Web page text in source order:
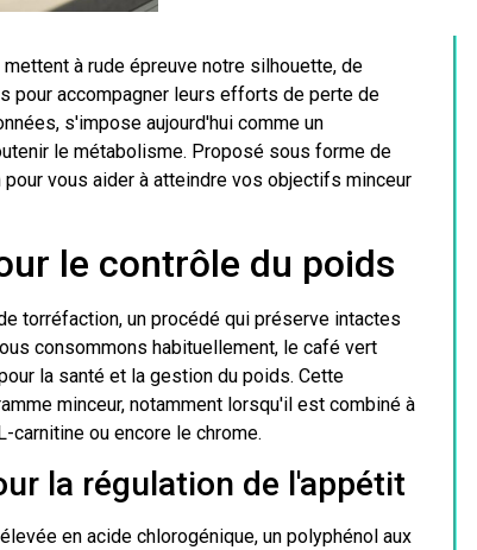
à rude épreuve notre silhouette, de
pour accompagner leurs efforts de perte de
s'impose aujourd'hui comme un
le métabolisme. Proposé sous forme de
vous aider à atteindre vos objectifs minceur
le contrôle du poids
torréfaction, un procédé qui préserve intactes
consommons habituellement, le café vert
la santé et la gestion du poids. Cette
minceur, notamment lorsqu'il est combiné à
carnitine ou encore le chrome.
la régulation de l'appétit
en acide chlorogénique, un polyphénol aux